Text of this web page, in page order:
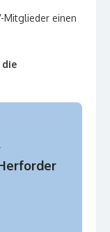
Mitglieder einen